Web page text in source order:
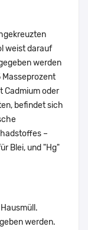
weist darauf
werden
Cadmium oder
befindet sich
–
Blei, und "Hg"
werden.